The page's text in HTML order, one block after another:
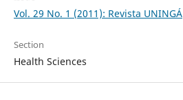
Vol. 29 No. 1 (2011): Revista UNINGÁ
Section
Health Sciences